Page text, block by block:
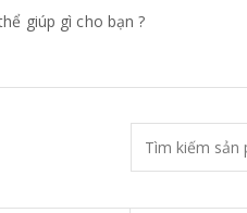
giúp gì cho bạn ?